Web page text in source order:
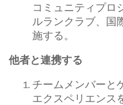
コミュニティプロ
ルランクラブ、国
施する。
他者と連携する
チームメンバーと
エクスペリエンス